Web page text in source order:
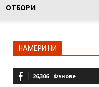
ОТБОРИ
НАМЕРИ НИ
26,306 Фенове